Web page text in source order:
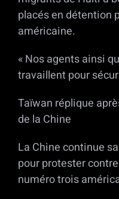
placés en détention
américaine.
« Nos agents ainsi
travaillent pour
Taïwan réplique
de la Chine
La Chine continue
pour protester
numéro trois